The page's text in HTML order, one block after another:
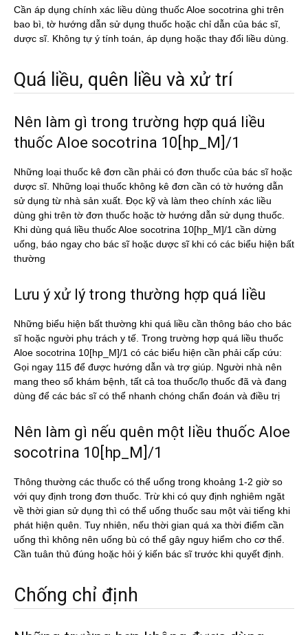
Cần áp dụng chính xác liều dùng thuốc Aloe socotrina ghi trên
bao bì, tờ hướng dẫn sử dụng thuốc hoặc chỉ dẫn của bác sĩ,
dược sĩ. Không tự ý tính toán, áp dụng hoặc thay đổi liều dùng.
Quá liều, quên liều và xử trí
Nên làm gì trong trường hợp quá liều
thuốc Aloe socotrina 10[hp_M]/1
Những loại thuốc kê đơn cần phải có đơn thuốc của bác sĩ hoặc
dược sĩ. Những loại thuốc không kê đơn cần có tờ hướng dẫn
sử dụng từ nhà sản xuất. Đọc kỹ và làm theo chính xác liều
dùng ghi trên tờ đơn thuốc hoặc tờ hướng dẫn sử dụng thuốc.
Khi dùng quá liều thuốc Aloe socotrina 10[hp_M]/1 cần dừng
uống, báo ngay cho bác sĩ hoặc dược sĩ khi có các biểu hiện bất
thường
Lưu ý xử lý trong thường hợp quá liều
Những biểu hiện bất thường khi quá liều cần thông báo cho bác
sĩ hoặc người phụ trách y tế. Trong trường hợp quá liều thuốc
Aloe socotrina 10[hp_M]/1 có các biểu hiện cần phải cấp cứu:
Gọi ngay 115 để được hướng dẫn và trợ giúp. Người nhà nên
mang theo sổ khám bệnh, tất cả toa thuốc/lọ thuốc đã và đang
dùng để các bác sĩ có thể nhanh chóng chẩn đoán và điều trị
Nên làm gì nếu quên một liều thuốc Aloe
socotrina 10[hp_M]/1
Thông thường các thuốc có thể uống trong khoảng 1-2 giờ so
với quy định trong đơn thuốc. Trừ khi có quy định nghiêm ngặt
về thời gian sử dụng thì có thể uống thuốc sau một vài tiếng khi
phát hiện quên. Tuy nhiên, nếu thời gian quá xa thời điểm cần
uống thì không nên uống bù có thể gây nguy hiểm cho cơ thể.
Cần tuân thủ đúng hoặc hỏi ý kiến bác sĩ trước khi quyết định.
Chống chỉ định